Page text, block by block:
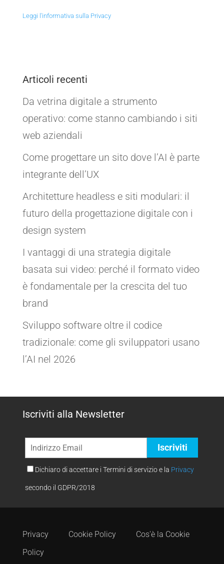
Leggi l'informativa sulla Privacy
Articoli recenti
Da vetrina digitale a strumento
operativo: come stanno cambiando i siti
web aziendali
Come progettare un sito dove l’AI è parte
integrante dell’UX
Architetture headless e siti modulari: il
futuro della progettazione digitale con i
design system
I vantaggi di una strategia digitale
basata sui video: perché il formato video
è fondamentale per la crescita del tuo
brand
Sviluppo software oltre il codice
tradizionale: come gli sviluppatori usano
l’AI nel 2026
Iscriviti alla Newsletter
Dichiaro di accettare i Termini di servizio e la Privacy
secondo il GDPR/2018
Privacy Cookie Policy
Cos'è la Cookie
Policy